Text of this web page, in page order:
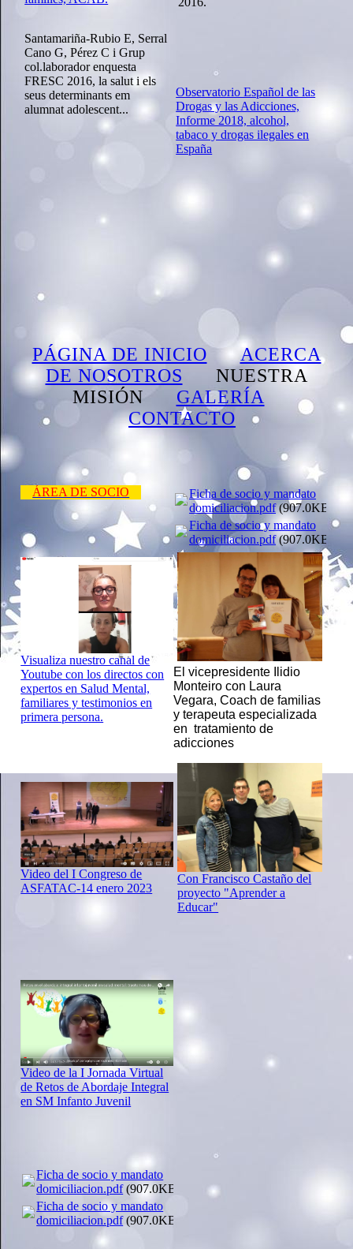
Santamariña-Rubio E, Serral
Cano G, Pérez C i Grup
col.laborador enquesta
FRESC 2016, la salut i els
seus determinants em
alumnat adolescent...
Observatorio Español de las
Drogas y las Adicciones,
Informe 2018, alcohol,
tabaco y drogas ilegales en
España
PÁGINA DE INICIO
ACERCA
DE NOSOTROS NUESTRA
MISIÓN GALERÍA
CONTACTO
ÁREA DE SOCIO
Visualiza nuestro canal de
Youtube con los directos con
expertos en Salud Mental,
familiares y testimonios en
primera persona.
Video del I Congreso de
ASFATAC-14 enero 2023
Video de la I Jornada Virtual
de Retos de Abordaje Integral
en SM Infanto Juvenil
Ficha de socio y mandato
domiciliacion.pdf(907.0KB)
Ficha de socio y mandato
domiciliacion.pdf(907.0KB)
Ficha de socio y mandato
domiciliacion.pdf(907.0KB)
Ficha de socio y mandato
domiciliacion.pdf(907.0KB)
El vicepresidente Ilidio
Monteiro con Laura
Vegara, Coach de familias
y terapeuta especializada
en tratamiento de
adicciones
Con Francisco Castaño del
proyecto "Aprender a
Educar"